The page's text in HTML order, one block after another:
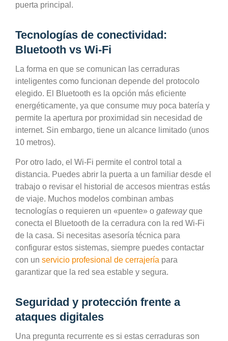
puerta principal.
Tecnologías de conectividad:
Bluetooth vs Wi-Fi
La forma en que se comunican las cerraduras
inteligentes como funcionan depende del protocolo
elegido. El Bluetooth es la opción más eficiente
energéticamente, ya que consume muy poca batería y
permite la apertura por proximidad sin necesidad de
internet. Sin embargo, tiene un alcance limitado (unos
10 metros).
Por otro lado, el Wi-Fi permite el control total a
distancia. Puedes abrir la puerta a un familiar desde el
trabajo o revisar el historial de accesos mientras estás
de viaje. Muchos modelos combinan ambas
tecnologías o requieren un «puente» o gatewayque
conecta el Bluetooth de la cerradura con la red Wi-Fi
de la casa. Si necesitas asesoría técnica para
configurar estos sistemas, siempre puedes contactar
con un servicio profesional de cerrajería para
garantizar que la red sea estable y segura.
Seguridad y protección frente a
ataques digitales
Una pregunta recurrente es si estas cerraduras son